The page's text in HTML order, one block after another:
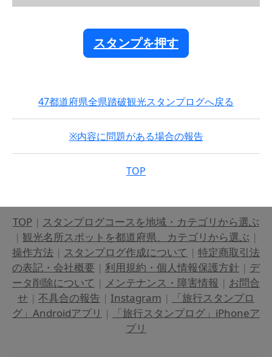
スタンプを押す
47都道府県全県踏破観光スタンプログへ戻る
※内容に問題がある場合の報告
TOP
TOP | スタンプログコースを地域・カテゴリから選ぶ
| 観光名所スポットを都道府県、カテゴリから選ぶ |
操作方法 | スタンプログ作成について | 特定商取引法
の表記・会社概要 | 利用規約・個人情報保護方針 | デ
ータ削除について | メンテナンス・障害情報 | お問合
せ | 不具合の報告 | Instagram |
「旅行スタンプロ
グ」Androidアプリ |
「旅行スタンプログ」iPhoneア
プリ